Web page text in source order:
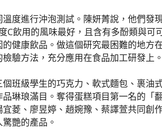
度進行沖泡測試。陳妍菁說，他們發
C飲用的風味最好，且含有多酚類與可
健康飲品。做這個研究最困難的地方
驗方法，充分應用在食品加工研發上。
班級學生的巧克力、軟式麵包、裹油
琳琅滿目。奪得蛋糕項目第一名的「
菱、廖昱婷、趙婉豫、蔡譯萱共同創
艷的產品。